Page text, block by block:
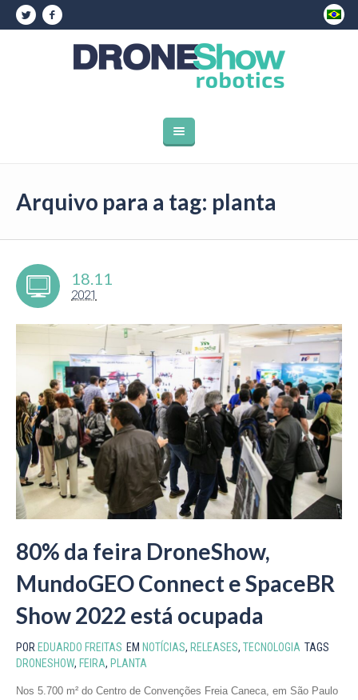
Arquivo para a tag: planta
18.11
2021
80% da feira DroneShow,
MundoGEO Connect e SpaceBR
Show 2022 está ocupada
POR EDUARDO FREITAS EM NOTÍCIAS, RELEASES, TECNOLOGIA TAGS
DRONESHOW, FEIRA, PLANTA
Nos 5.700 m² do Centro de Convenções Freia Caneca, em São Paulo